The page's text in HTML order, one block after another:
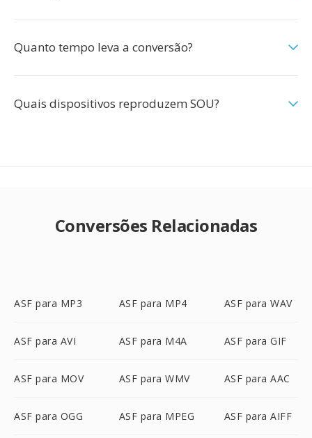
Quanto tempo leva a conversão?
Quais dispositivos reproduzem SOU?
Conversões Relacionadas
ASF para MP3 ASF para MP4 ASF para WAV
ASF para AVI ASF para M4A ASF para GIF
ASF para MOV ASF para WMV ASF para AAC
ASF para OGG ASF para MPEG ASF para AIFF